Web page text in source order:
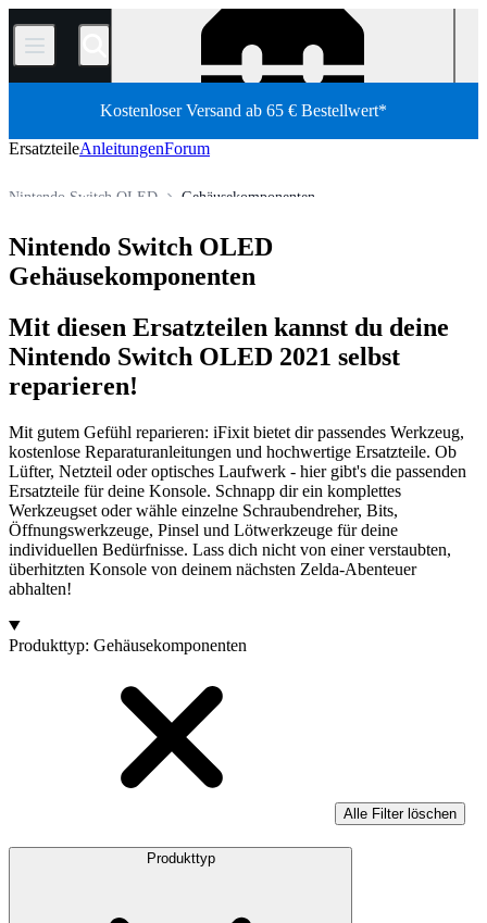
/
Kostenloser Versand ab 65 € Bestellwert*
ErsatzteileAnleitungenForum
Gehäusekomponenten
Nintendo Switch OLED
Ersatzteile
Shop
Nintendo Switch OLED
Gehäusekomponenten
Mit diesen Ersatzteilen kannst du deine
Nintendo Switch OLED 2021 selbst
reparieren!
Mit gutem Gefühl reparieren: iFixit bietet dir passendes Werkzeug,
kostenlose Reparaturanleitungen und hochwertige Ersatzteile. Ob
Lüfter, Netzteil oder optisches Laufwerk - hier gibt's die passenden
Ersatzteile für deine Konsole. Schnapp dir ein komplettes
Werkzeugset oder wähle einzelne Schraubendreher, Bits,
Öffnungswerkzeuge, Pinsel und Lötwerkzeuge für deine
individuellen Bedürfnisse. Lass dich nicht von einer verstaubten,
überhitzten Konsole von deinem nächsten Zelda-Abenteuer
abhalten!
Produkte
Produkttyp: Gehäusekomponenten
Alle Filter löschen
Produkttyp